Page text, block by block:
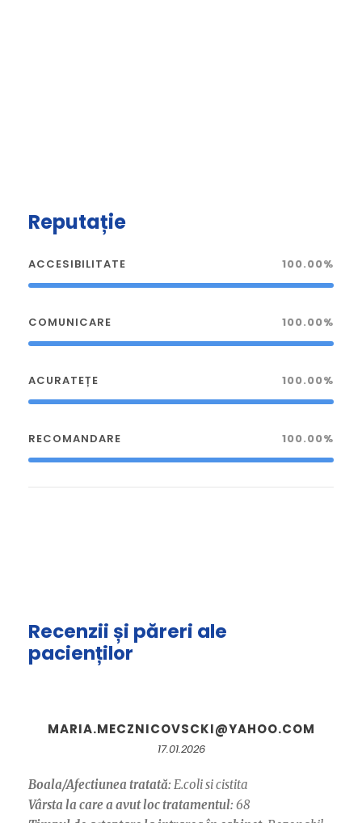
Reputație
ACCESIBILITATE 100.00%
COMUNICARE 100.00%
ACURATEȚE 100.00%
RECOMANDARE 100.00%
Recenzii și păreri ale
pacienților
MARIA.MECZNICOVSCKI@YAHOO.COM
17.01.2026
Boala/Afectiunea tratată: E.coli si cistita
Vârsta la care a avut loc tratamentul: 68